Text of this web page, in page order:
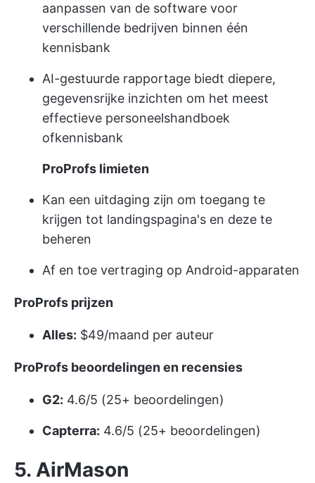
aanpassen van de software voor
verschillende bedrijven binnen één
kennisbank
AI-gestuurde rapportage biedt diepere,
gegevensrijke inzichten om het meest
effectieve personeelshandboek
ofkennisbank
ProProfs limieten
Kan een uitdaging zijn om toegang te
krijgen tot landingspagina's en deze te
beheren
Af en toe vertraging op Android-apparaten
ProProfs prijzen
Alles: $49/maand per auteur
ProProfs beoordelingen en recensies
G2: 4.6/5 (25+ beoordelingen)
Capterra: 4.6/5 (25+ beoordelingen)
5. AirMason